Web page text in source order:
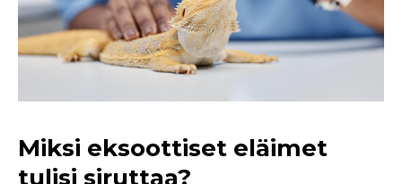
Miksi eksoottiset eläimet
tulisi siruttaa?